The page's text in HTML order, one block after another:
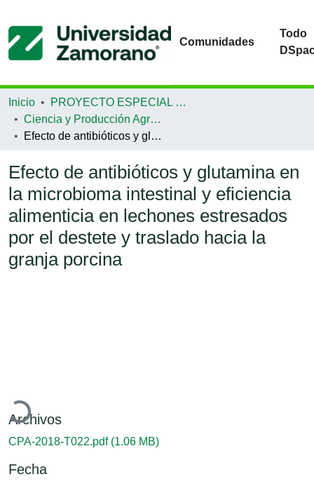
Comunidades
Todo
Inicio
PROYECTO ESPECIAL DE GRADUACIÓN
Ciencia y Producción Agropecuaria
Efecto de antibióticos y glutamina en la microbioma intestinal y eficiencia alimenticia en lechones estresados por el destete y traslado hacia la granja porcina
Efecto de antibióticos y glutamina en
la microbioma intestinal y eficiencia
alimenticia en lechones estresados
por el destete y traslado hacia la
granja porcina
Cargando...
Archivos
CPA-2018-T022.pdf (1.06 MB)
Fecha